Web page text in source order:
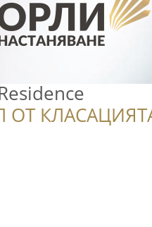
ОТ